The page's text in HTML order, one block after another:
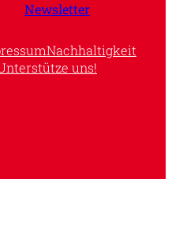
Newsletter
Nachhaltigkeit
uns!